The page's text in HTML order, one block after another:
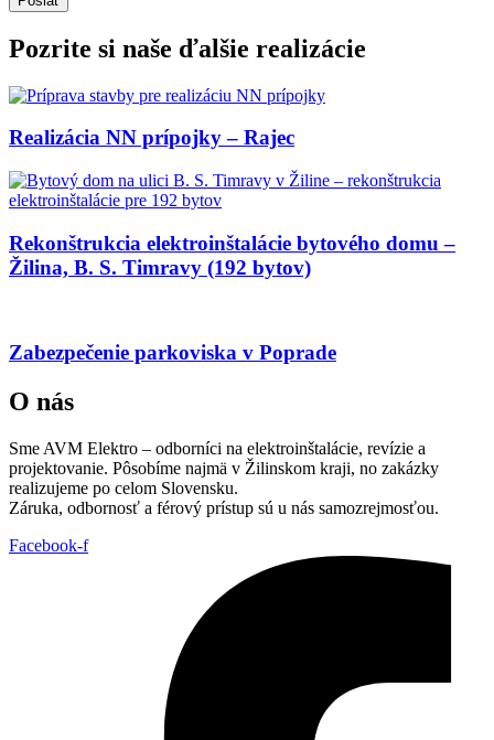
Pozrite si naše ďalšie realizácie
Realizácia NN prípojky – Rajec
Rekonštrukcia elektroinštalácie bytového domu –
Žilina, B. S. Timravy (192 bytov)
Zabezpečenie parkoviska v Poprade
O nás
Sme AVM Elektro – odborníci na elektroinštalácie, revízie a
projektovanie. Pôsobíme najmä v Žilinskom kraji, no zakázky
realizujeme po celom Slovensku.
Záruka, odbornosť a férový prístup sú u nás samozrejmosťou.
Facebook-f